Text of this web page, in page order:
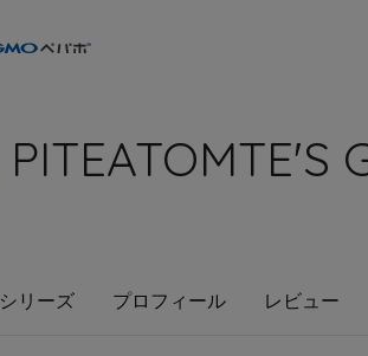
PITEATOMTE'S
シリーズ プロフィール レビュー